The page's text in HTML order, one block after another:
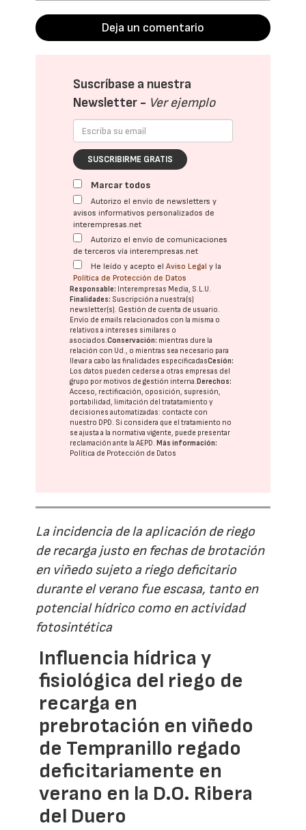
Deja un comentario
Suscríbase a nuestra
Newsletter - Ver ejemplo
SUSCRIBIRME GRATIS
Marcar todos
Autorizo el envío de newsletters y
avisos informativos personalizados de
interempresas.net
Autorizo el envío de comunicaciones
de terceros vía interempresas.net
He leído y acepto elAviso Legal y la
Política de Protección de Datos
Responsable: Interempresas Media, S.L.U.
Finalidades: Suscripción a nuestra(s)
newsletter(s). Gestión de cuenta de usuario.
Envío de emails relacionados con la misma o
relativos a intereses similares o
asociados.Conservación: mientras dure la
relación con Ud., o mientras sea necesario para
llevar a cabo las finalidades especificadasCesión:
Los datos pueden cederse a otras empresas del
grupo por motivos de gestión interna. Derechos:
Acceso, rectificación, oposición, supresión,
portabilidad, limitación del tratatamiento y
decisiones automatizadas: contacte con
nuestro DPD. Si considera que el tratamiento no
se ajusta a la normativa vigente, puede presentar
reclamación ante laAEPD. Más información:
Política de Protección de Datos
La incidencia de la aplicación de riego
de recarga justo en fechas de brotación
en viñedo sujeto a riego deficitario
durante el verano fue escasa, tanto en
potencial hídrico como en actividad
fotosintética
Influencia hídrica y
fisiológica del riego de
recarga en
prebrotación en viñedo
de Tempranillo regado
deficitariamente en
verano en la D.O. Ribera
del Duero